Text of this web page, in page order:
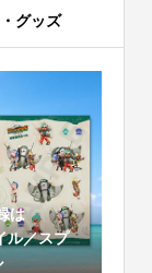
グッズ
は
ル／スプ